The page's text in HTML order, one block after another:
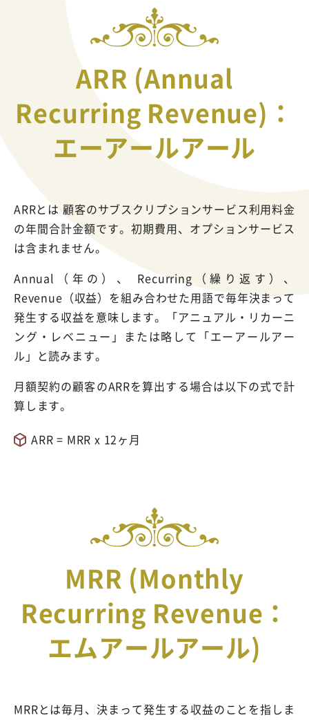
ARR (Annual
Recurring Revenue)：
エーアールアール
ARRとは 顧客のサブスクリプションサービス利用料金
の年間合計金額です。初期費用、オプションサービス
は含まれません。
Annual（年の）、 Recurring（繰り返す）、
Revenue（収益）を組み合わせた用語で毎年決まって
発生する収益を意味します。「アニュアル・リカーニ
ング・レベニュー」または略して「エーアールアー
ル」と読みます。
月額契約の顧客のARRを算出する場合は以下の式で計
算します。
ARR = MRR x 12ヶ月
MRR (Monthly
Recurring Revenue：
エムアールアール)
MRRとは毎月、決まって発生する収益のことを指しま